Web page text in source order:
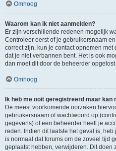
Omhoog
Waarom kan ik niet aanmelden?
Er zijn verschillende redenen mogelijk
Controleer eerst of je gebruikersnaam
correct zijn, kun je contact opnemen
dat je niet verbannen bent. Het is ook
dan moet dit door de beheerder
Omhoog
Ik heb me ooit geregistreerd maar kan
De meest voorkomende oorzaken
gebruikersnaam of wachtwoord op
gegevens) of een beheerder heeft je
reden. Indien dit laatste het geval is,
is normaal dat forums om de zoveel tijd
geplaatst hebben, verwijderen. Dit doen